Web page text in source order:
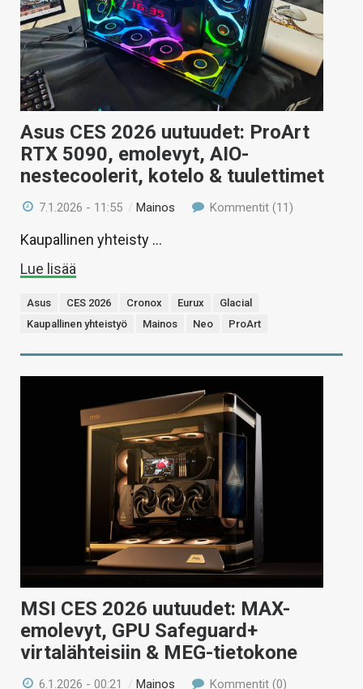
Asus CES 2026 uutuudet: ProArt
RTX 5090, emolevyt, AIO-
nestecoolerit, kotelo & tuulettimet
7.1.2026 - 11:55 /Mainos Kommentit (11)
Kaupallinen yhteisty …
Lue lisää
Asus CES 2026 Cronox Eurux
Glacial
Kaupallinen yhteistyö
Mainos Neo ProArt
MSI CES 2026 uutuudet: MAX-
emolevyt, GPU Safeguard+
virtalähteisiin & MEG-tietokone
6.1.2026 - 00:21 /Mainos Kommentit (0)